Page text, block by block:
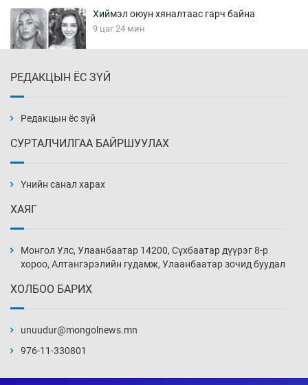
Хиймэл оюун хяналтаас гарч байна
9 цаг 24 мин
9 цаг 54 мин
нэмэгджээ
10 цаг 24 мин
10 цаг 54 мин
РЕДАКЦЫН ЁС ЗҮЙ
Редакцын ёс зүй
СУРТАЛЧИЛГАА БАЙРШУУЛАХ
Үнийн санал харах
ХАЯГ
Монгол Улс, Улаанбаатар 14200, Сүхбаатар дүүрэг 8-р
хороо, Алтангэрэлийн гудамж, Улаанбаатар зочид буудал
ХОЛБОО БАРИХ
unuudur@mongolnews.mn
976-11-330801